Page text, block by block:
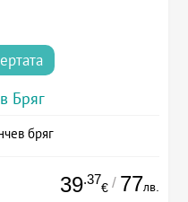
Бряг
бряг
39.37
€ / 77лв.